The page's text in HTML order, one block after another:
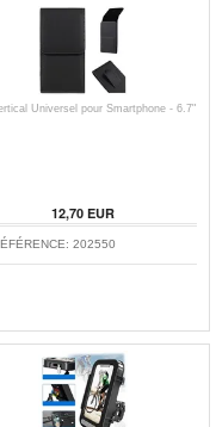
Universel pour Smartphone - 6.7"
12,70EUR
202550